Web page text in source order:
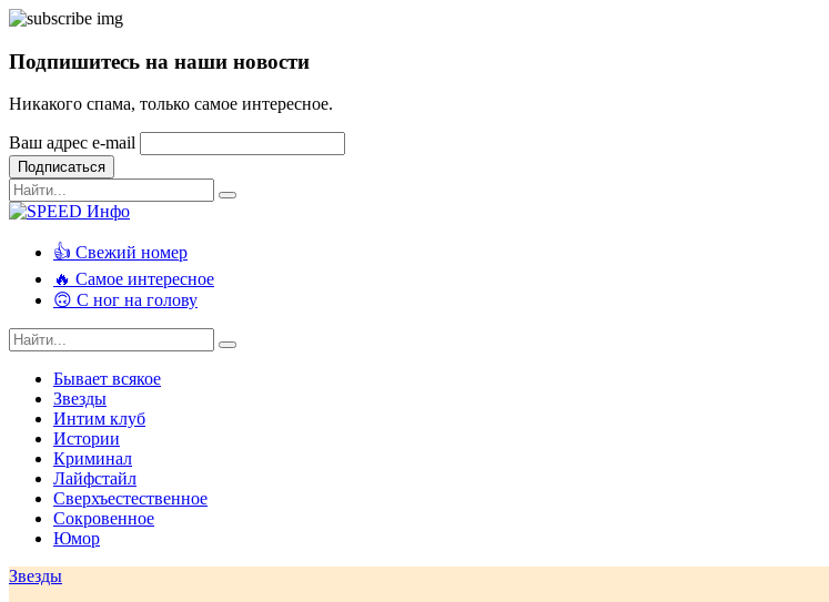
Подпишитесь на наши новости
Никакого спама, только самое интересное.
Ваш адрес e-mail
Подписаться
👍 Свежий номер
🔥 Самое интересное
🙃 С ног на голову
Бывает всякое
Звезды
Интим клуб
Истории
Криминал
Лайфстайл
Сверхъестественное
Сокровенное
Юмор
Звезды